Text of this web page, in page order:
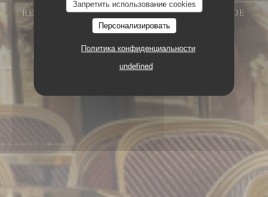
Запретить использование cookies
Персонализировать
Политика конфиденциальности
undefined
RESTAURANT – CAFÉ – GLACIER
13 RUE DE
L'ANCIENNE COMÉDIE 75006 PARIS